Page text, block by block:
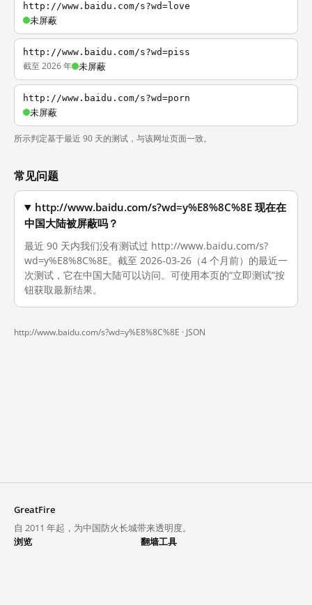
http://www.baidu.com/s?wd=love
未屏蔽
http://www.baidu.com/s?wd=piss
截至 2026 年 未屏蔽
http://www.baidu.com/s?wd=porn
未屏蔽
所示判定基于最近 90 天的测试，与该网址页面一致。
常见问题
http://www.baidu.com/s?wd=y%E8%8C%8E 现在在
中国大陆被屏蔽吗？
最近 90 天内我们没有测试过 http://www.baidu.com/s?
wd=y%E8%8C%8E。截至 2026-03-26（4 个月前）的最近一
次测试，它在中国大陆可以访问。可使用本页的“立即测试”按
钮获取最新结果。
http://www.baidu.com/s?wd=y%E8%8C%8E · JSON
GreatFire
自 2011 年起，为中国防火长城带来透明度。
浏览
翻墙工具